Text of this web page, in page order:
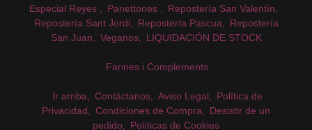
Especial Reyes
Panettones
Repostería San Valentín
Repostería Sant Jordi
Repostería Pascua
Repostería
San Juan
Veganos LIQUIDACIÓN DE STOCK
Farines i Complements
Ir arriba Contáctanos Aviso Legal
Política de
Privacidad
Condiciones de Compra
Desistir de un
pedido
Políticas de Cookies